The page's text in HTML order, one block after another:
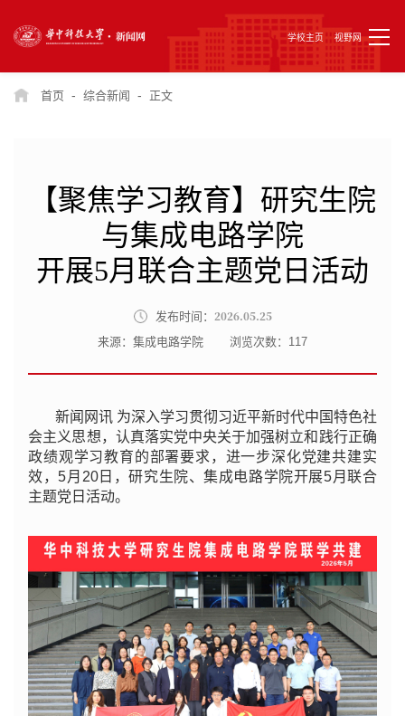
学校主页 视野网
首页 - 综合新闻 - 正文
【聚焦学习教育】研究生院
与集成电路学院
开展5月联合主题党日活动
发布时间： 2026.05.25
来源：集成电路学院 浏览次数： 117
新闻网讯 为深入学习贯彻习近平新时代中国特色社
会主义思想，认真落实党中央关于加强树立和践行正确
政绩观学习教育的部署要求，进一步深化党建共建实
效，5月20日，研究生院、集成电路学院开展5月联合
主题党日活动。